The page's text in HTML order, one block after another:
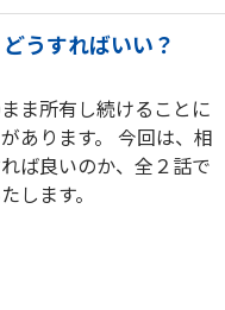
うすればいい？
ま所有し続けることに
あります。 今回は、相
ば良いのか、全２話で
します。